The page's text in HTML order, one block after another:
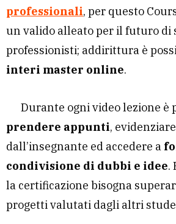
professionali, per questo
un valido alleato per il futuro di
professionisti; addirittura è
interi master online.
Durante ogni video lezione è
prendere appunti,
dall’insegnante ed accedere a
condivisione di dubbi e idee.
la certificazione bisogna
progetti valutati dagli altri